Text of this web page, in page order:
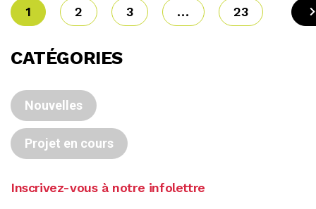
1 2 3 ... 23
CATÉGORIES
Nouvelles
Projet en cours
Inscrivez-vous à notre infolettre